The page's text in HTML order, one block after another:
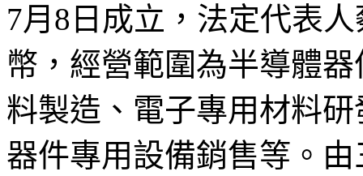
7月8日成立，法定代表
幣，經營範圍為半導體
料製造、電子專用材料
器件專用設備銷售等。